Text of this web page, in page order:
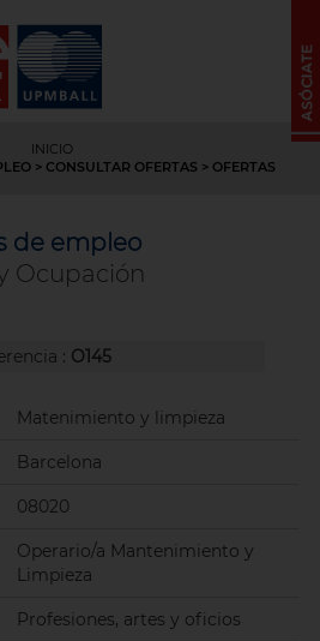
INICIO
> CONSULTAR OFERTAS > OFERTAS
de empleo
Ocupación
: O145
Matenimiento y limpieza
Barcelona
08020
Operario/a Mantenimiento y
Limpieza
Profesiones, artes y oficios